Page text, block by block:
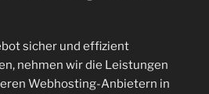
sicher und effizient
nehmen wir die Leistungen
Webhosting-Anbietern in